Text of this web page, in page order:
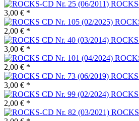
3,00 € *
2,00 € *
3,00 € *
2,00 € *
3,00 € *
2,00 € *